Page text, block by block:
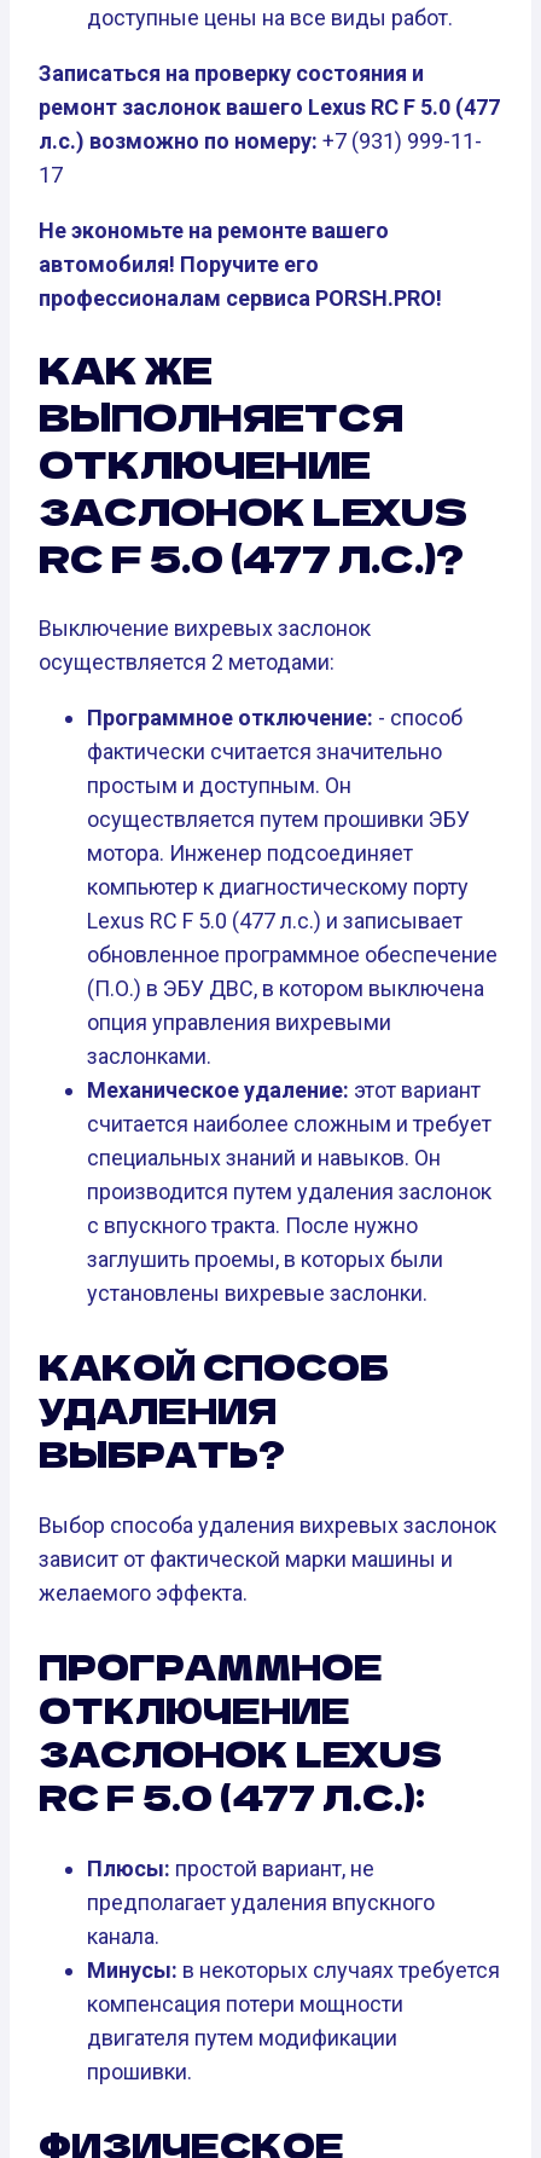
доступные цены на все виды работ.
Записаться на проверку состояния и
ремонт заслонок вашего Lexus RC F 5.0 (477
л.с.) возможно по номеру: +7 (931) 999-11-
17
Не экономьте на ремонте вашего
автомобиля! Поручите его
профессионалам сервиса PORSH.PRO!
КАК ЖЕ
ВЫПОЛНЯЕТСЯ
ОТКЛЮЧЕНИЕ
ЗАСЛОНОК LEXUS
RC F 5.0 (477 Л.С.)?
Выключение вихревых заслонок
осуществляется 2 методами:
Программное отключение: - способ
фактически считается значительно
простым и доступным. Он
осуществляется путем прошивки ЭБУ
мотора. Инженер подсоединяет
компьютер к диагностическому порту
Lexus RC F 5.0 (477 л.с.) и записывает
обновленное программное обеспечение
(П.О.) в ЭБУ ДВС, в котором выключена
опция управления вихревыми
заслонками.
Механическое удаление: этот вариант
считается наиболее сложным и требует
специальных знаний и навыков. Он
производится путем удаления заслонок
с впускного тракта. После нужно
заглушить проемы, в которых были
установлены вихревые заслонки.
КАКОЙ СПОСОБ
УДАЛЕНИЯ
ВЫБРАТЬ?
Выбор способа удаления вихревых заслонок
зависит от фактической марки машины и
желаемого эффекта.
ПРОГРАММНОЕ
ОТКЛЮЧЕНИЕ
ЗАСЛОНОК LEXUS
RC F 5.0 (477 Л.С.):
Плюсы: простой вариант, не
предполагает удаления впускного
канала.
Минусы: в некоторых случаях требуется
компенсация потери мощности
двигателя путем модификации
прошивки.
ФИЗИЧЕСКОЕ